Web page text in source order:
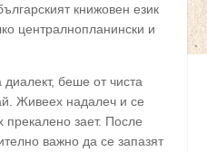
книжовен език
централнопланински и
беше от чиста
Живеех надалеч и се
зает. После
важно да се запазят